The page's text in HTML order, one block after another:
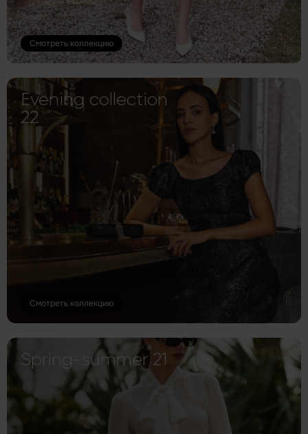
Смотреть коллекцию
Evening collection
22
Смотреть коллекцию
Spring-summer 21